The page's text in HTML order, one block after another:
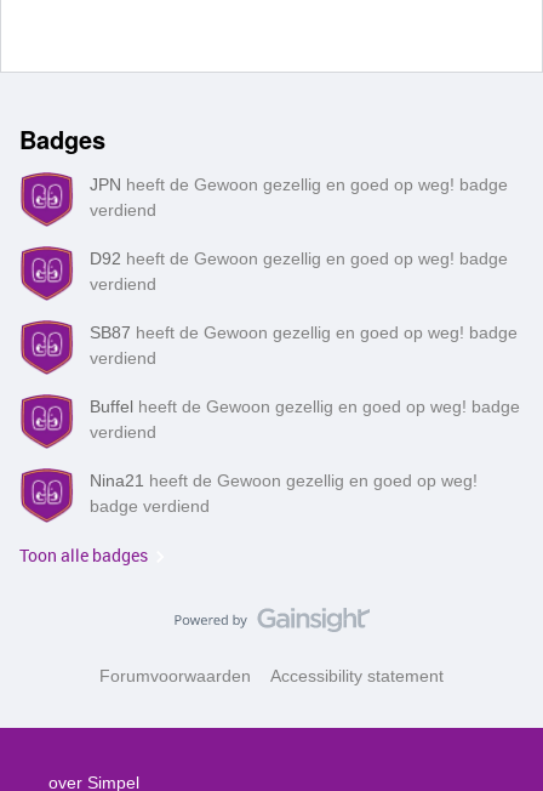
Badges
JPN heeft de Gewoon gezellig en goed op weg! badge
verdiend
D92 heeft de Gewoon gezellig en goed op weg! badge
verdiend
SB87 heeft de Gewoon gezellig en goed op weg! badge
verdiend
Buffel heeft de Gewoon gezellig en goed op weg! badge
verdiend
Nina21 heeft de Gewoon gezellig en goed op weg!
badge verdiend
Toon alle badges
Forumvoorwaarden Accessibility statement
over Simpel